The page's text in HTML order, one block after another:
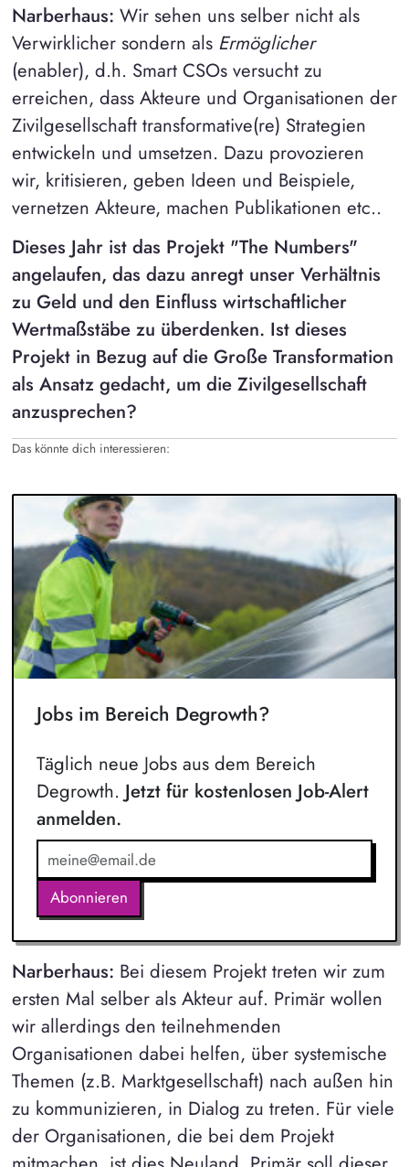
Narberhaus: Wir sehen uns selber nicht als
Verwirklicher sondern als Ermöglicher
(enabler), d.h. Smart CSOs versucht zu
erreichen, dass Akteure und Organisationen der
Zivilgesellschaft transformative(re) Strategien
entwickeln und umsetzen. Dazu provozieren
wir, kritisieren, geben Ideen und Beispiele,
vernetzen Akteure, machen Publikationen etc..
Dieses Jahr ist das Projekt "The Numbers"
angelaufen, das dazu anregt unser Verhältnis
zu Geld und den Einfluss wirtschaftlicher
Wertmaßstäbe zu überdenken. Ist dieses
Projekt in Bezug auf die Große Transformation
als Ansatz gedacht, um die Zivilgesellschaft
anzusprechen?
Das könnte dich interessieren:
Jobs im Bereich Degrowth?
Täglich neue Jobs aus dem Bereich
Degrowth. Jetzt für kostenlosen Job-Alert
anmelden.
Abonnieren
Narberhaus: Bei diesem Projekt treten wir zum
ersten Mal selber als Akteur auf. Primär wollen
wir allerdings den teilnehmenden
Organisationen dabei helfen, über systemische
Themen (z.B. Marktgesellschaft) nach außen hin
zu kommunizieren, in Dialog zu treten. Für viele
der Organisationen, die bei dem Projekt